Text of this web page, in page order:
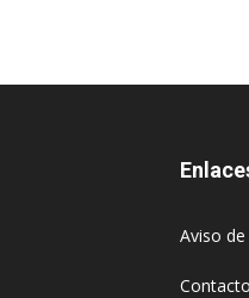
Aviso
Contacto